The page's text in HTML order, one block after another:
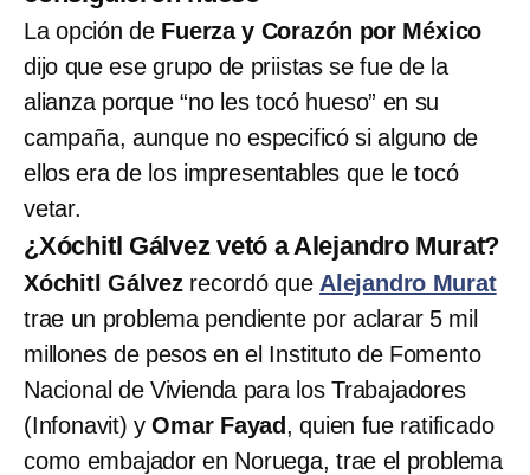
La opción de Fuerza y Corazón por México
dijo que ese grupo de priistas se fue de la
alianza porque “no les tocó hueso” en su
campaña, aunque no especificó si alguno de
ellos era de los impresentables que le tocó
vetar.
¿Xóchitl Gálvez vetó a Alejandro Murat?
Xóchitl Gálvezrecordó que Alejandro Murat
trae un problema pendiente por aclarar 5 mil
millones de pesos en el Instituto de Fomento
Nacional de Vivienda para los Trabajadores
(Infonavit) yOmar Fayad , quien fue ratificado
como embajador en Noruega, trae el problema